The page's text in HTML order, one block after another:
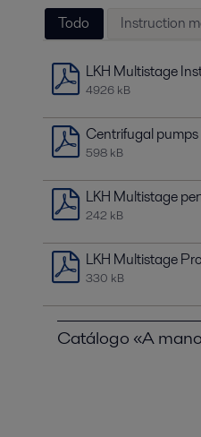
Todo Instruction
LKH Multistage
4926 kB
Centrifugal
598 kB
LKH Multistage
242 kB
LKH Multistage
330 kB
Catálogo «A